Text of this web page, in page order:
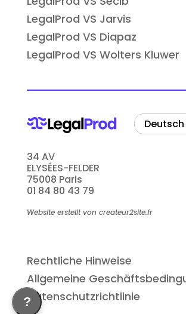
LegalProd VS Jarvis
LegalProd VS Diapaz
LegalProd VS Wolters Kluwer
34 AV
ELYSÉES-FELDER
75008 Paris
01 84 80 43 79
Website erstellt von createur2site.fr
Deutsch
Rechtliche Hinweise
Allgemeine
Datenschutzrichtlinie
?